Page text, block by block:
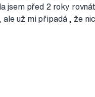
jsem před 2 roky
ale už mi připadá , že nic